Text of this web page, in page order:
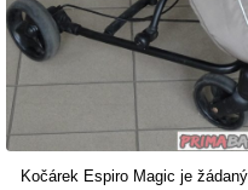
Kočárek Espiro Magic je